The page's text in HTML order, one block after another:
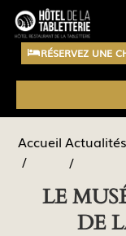
RÉSERVEZ UNE
Accueil Actualités
LE
DE